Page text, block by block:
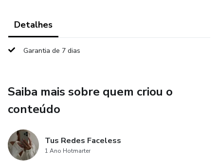
É altura de começar a criar!
Por fim, damos-lhe dicas e truques para desenvolver a sua
Quer aprender a ganhar dinheiro no TikTok? Com este
ebook completo, você terá acesso a todas as ferramentas
como criador de conteúdo. Além disso, pode revender este
produto como se fosse seu, graças à sua licença Plr, e
gerar rendimentos ilimitados!
Detalhes
Garantia de 7 dias
Saiba mais sobre quem criou o
conteúdo
Tus Redes Faceless
1 Ano Hotmarter